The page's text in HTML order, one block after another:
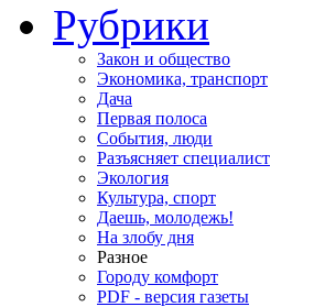
Рубрики
Закон и общество
Экономика, транспорт
Дача
Первая полоса
События, люди
Разъясняет специалист
Экология
Культура, спорт
Даешь, молодежь!
На злобу дня
Разное
Городу комфорт
PDF - версия газеты